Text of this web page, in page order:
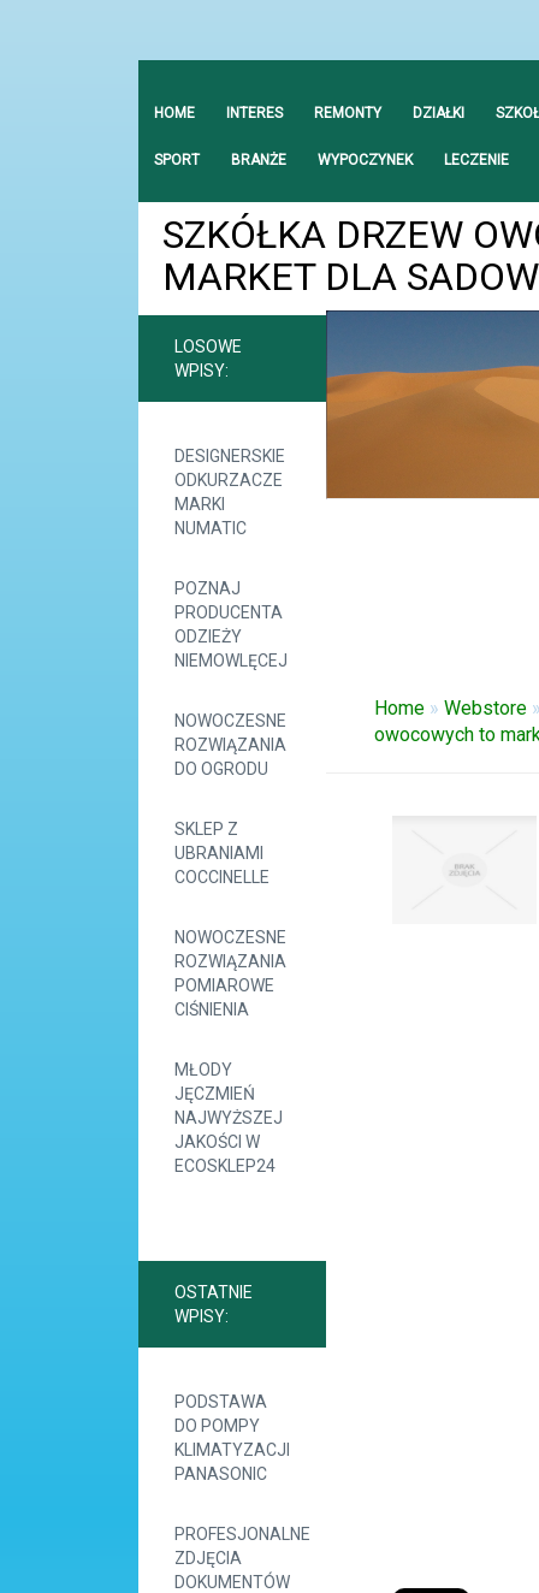
HOME INTERES REMONTY DZIAŁKI
SPORT BRANŻE WYPOCZYNEK LECZENIE
SZKÓŁKA DRZEW
MARKET DLA
LOSOWE
WPISY:
DESIGNERSKIE
ODKURZACZE
MARKI
NUMATIC
POZNAJ
PRODUCENTA
ODZIEŻY
NIEMOWLĘCEJ
NOWOCZESNE
ROZWIĄZANIA
DO OGRODU
SKLEP Z
UBRANIAMI
COCCINELLE
NOWOCZESNE
ROZWIĄZANIA
POMIAROWE
CIŚNIENIA
MŁODY
JĘCZMIEŃ
NAJWYŻSZEJ
JAKOŚCI W
ECOSKLEP24
OSTATNIE
WPISY:
PODSTAWA
DO POMPY
KLIMATYZACJI
PANASONIC
PROFESJONALNE
ZDJĘCIA
DOKUMENTÓW
Home »Webstore
owocowych to